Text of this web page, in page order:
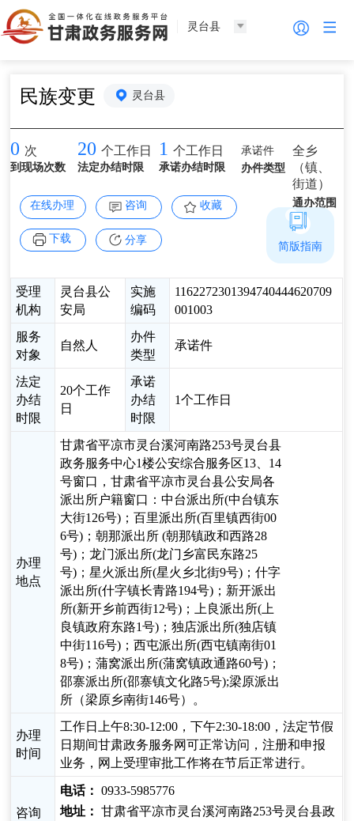
灵台县
民族变更 灵台县
0 次
到现场次数
20 个工作日
法定办结时限
1 个工作日
承诺办结时限
承诺件
办件类型
全乡
（镇、
街道）
通办范围
在线办理 咨询 收藏
下载 分享
受理
机构
灵台县公
安局
实施
编码
1162272301394740444620709
001003
服务
对象
自然人
办件
类型
承诺件
法定
办结
时限
20个工作
日
承诺
办结
时限
1个工作日
办理
地点
甘肃省平凉市灵台溪河南路253号灵台县
政务服务中心1楼公安综合服务区13、14
号窗口，甘肃省平凉市灵台县公安局各
派出所户籍窗口：中台派出所(中台镇东
大街126号)；百里派出所(百里镇西街00
6号)；朝那派出所 (朝那镇政和西路28
号)；龙门派出所(龙门乡富民东路25
号)；星火派出所(星火乡北街9号)；什字
派出所(什字镇长青路194号)；新开派出
所(新开乡前西街12号)；上良派出所(上
良镇政府东路1号)；独店派出所(独店镇
中街116号)；西屯派出所(西屯镇南街01
8号)；蒲窝派出所(蒲窝镇政通路60号)；
邵寨派出所(邵寨镇文化路5号);梁原派出
所（梁原乡南街146号）。
办理
时间
工作日上午8:30-12:00，下午2:30-18:00，法定节假
日期间甘肃政务服务网可正常访问，注册和申报
业务，网上受理审批工作将在节后正常进行。
咨询
电话： 0933-5985776
地址： 甘肃省平凉市灵台溪河南路253号灵台县政
简版指南